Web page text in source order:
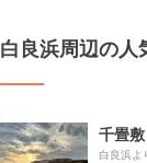
白良浜周辺の人
千畳敷
白良浜よ